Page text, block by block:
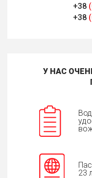
+38
+38
У НАС
23